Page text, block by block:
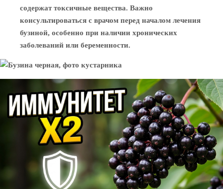
содержат токсичные вещества. Важно
консультироваться с врачом перед началом лечения
бузиной, особенно при наличии хронических
заболеваний или беременности.